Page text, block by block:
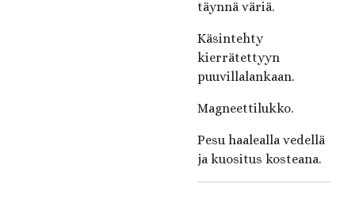
täynnä väriä.
Käsintehty
kierrätettyyn
puuvillalankaan.
Magneettilukko.
Pesu haalealla vedellä
ja kuositus kosteana.